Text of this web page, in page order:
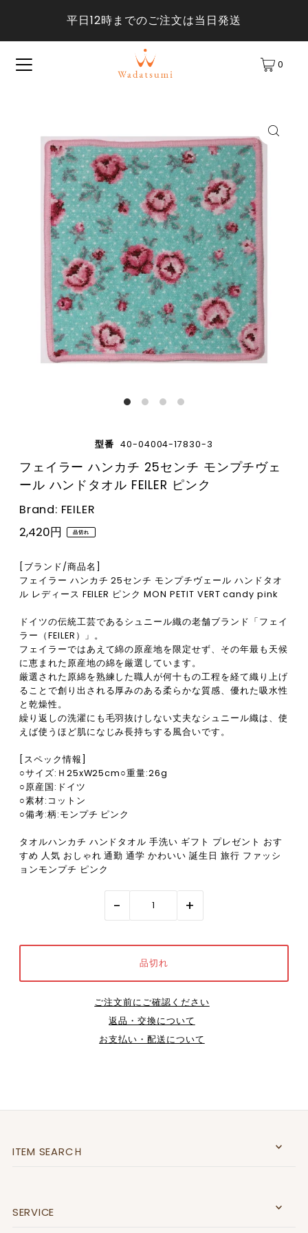
平日12時までのご注文は当日発送
0
型番 40-04004-17830-3
フェイラー ハンカチ 25センチ モンプチヴェ
ール ハンドタオル FEILER ピンク
Brand: FEILER
2,420円 品切れ
[ブランド/商品名]
フェイラー ハンカチ 25センチ モンプチヴェール ハンドタオ
ル レディース FEILER ピンク MON PETIT VERT candy pink
ドイツの伝統工芸であるシュニール織の老舗ブランド「フェイ
ラー（FEILER）」。
フェイラーではあえて綿の原産地を限定せず、その年最も天候
に恵まれた原産地の綿を厳選しています。
厳選された原綿を熟練した職人が何十もの工程を経て織り上げ
ることで創り出される厚みのある柔らかな質感、優れた吸水性
と乾燥性。
繰り返しの洗濯にも毛羽抜けしない丈夫なシュニール織は、使
えば使うほど肌になじみ長持ちする風合いです。
[スペック情報]
○サイズ:Ｈ25xW25cm○重量:26g
○原産国:ドイツ
○素材:コットン
○備考:柄:モンプチ ピンク
タオルハンカチ ハンドタオル 手洗い ギフト プレゼント おす
すめ 人気 おしゃれ 通勤 通学 かわいい 誕生日 旅行 ファッシ
ョンモンプチ ピンク
- +
ご注文前にご確認ください
返品・交換について
お支払い・配送について
ITEM SEARCＨ
SERVICE